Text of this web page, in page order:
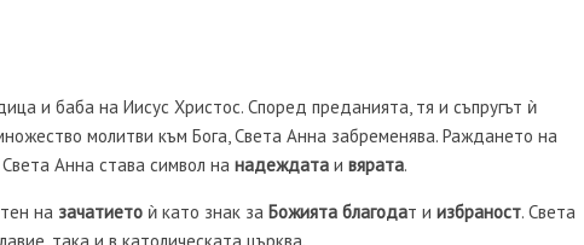
и баба на Иисус Христос. Според преданията, тя и съпругът ѝ
молитви към Бога, Света Анна забременява. Раждането на
Света Анна става символ на надеждата и вярата.
на зачатието ѝ като знак за Божията благодат и избраност. Света